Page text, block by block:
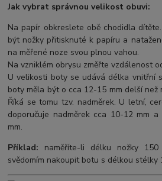
Jak vybrat správnou velikost obuvi:
Na papír obkreslete obě chodidla
být nožky přitisknuté k papíru a
na měřené noze svou plnou vahou.
Na vzniklém obrysu změřte vzdálenost
U velikosti boty se udává délka vnitřní
boty měla být o cca 12-15 mm delší než
Říká se tomu tzv. nadměrek. U letní,
doporučuje nadměrek cca 10-12 mm
mm.
Příklad: naměříte-li délku nožky
svědomím nakoupit botu s délkou stélky